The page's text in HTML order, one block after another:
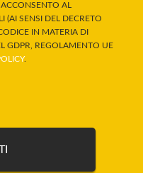
AL
(AI SENSI DEL DECRETO
IN MATERIA DI
GDPR, REGOLAMENTO UE
.